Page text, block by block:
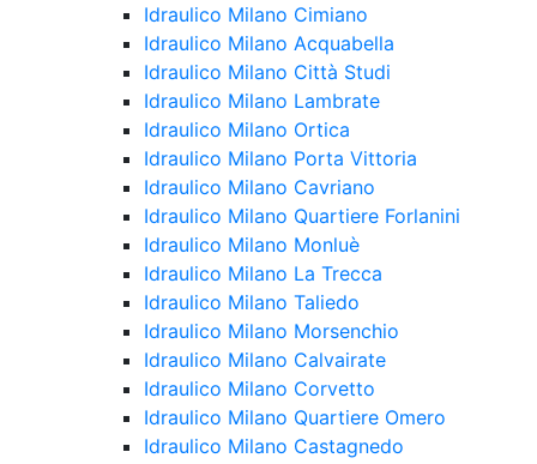
Idraulico Milano Cimiano
Idraulico Milano Acquabella
Idraulico Milano Città Studi
Idraulico Milano Lambrate
Idraulico Milano Ortica
Idraulico Milano Porta Vittoria
Idraulico Milano Cavriano
Idraulico Milano Quartiere Forlanini
Idraulico Milano Monluè
Idraulico Milano La Trecca
Idraulico Milano Taliedo
Idraulico Milano Morsenchio
Idraulico Milano Calvairate
Idraulico Milano Corvetto
Idraulico Milano Quartiere Omero
Idraulico Milano Castagnedo